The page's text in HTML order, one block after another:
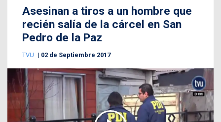
Asesinan a tiros a un hombre que
recién salía de la cárcel en San
Pedro de la Paz
TVU 02 de Septiembre 2017